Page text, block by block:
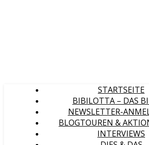
STARTSEITE
BIBILOTTA – DAS
NEWSLETTER-
BLOGTOUREN &
INTERVIEWS